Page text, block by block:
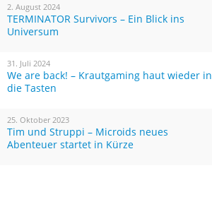
2. August 2024
TERMINATOR Survivors – Ein Blick ins
Universum
31. Juli 2024
We are back! – Krautgaming haut wieder in
die Tasten
25. Oktober 2023
Tim und Struppi – Microids neues
Abenteuer startet in Kürze